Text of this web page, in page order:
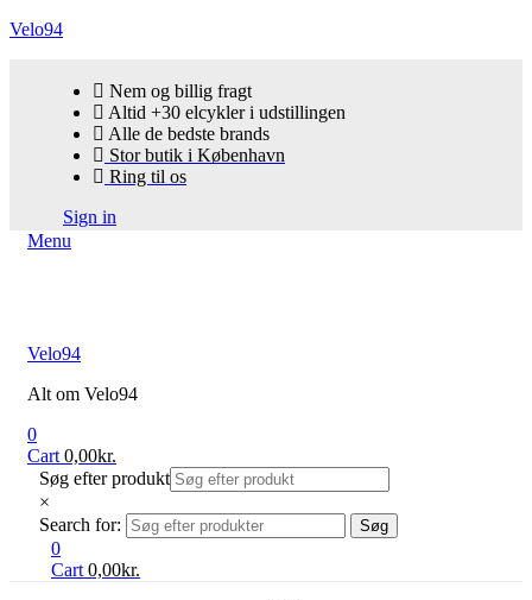
Velo94
Nem og billig fragt
Altid +30 elcykler i udstillingen
Alle de bedste brands
Stor butik i København
Ring til os
Sign in
Menu
Velo94
Alt om Velo94
0
Cart 0,00kr.
Søg efter produkt
×
Search for:
Søg
0
Cart 0,00kr.